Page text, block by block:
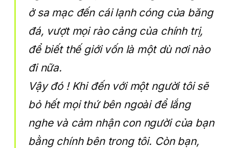
ở sa mạc đến cái lạnh cóng của băng
đá, vượt mọi rào cảng của chính trị,
để biết thế giới vốn là một dù nơi nào
đi nữa.
Vậy đó ! Khi đến với một người tôi sẽ
bỏ hết mọi thứ bên ngoài để lắng
nghe và cảm nhận con người của bạn
bằng chính bên trong tôi. Còn bạn,